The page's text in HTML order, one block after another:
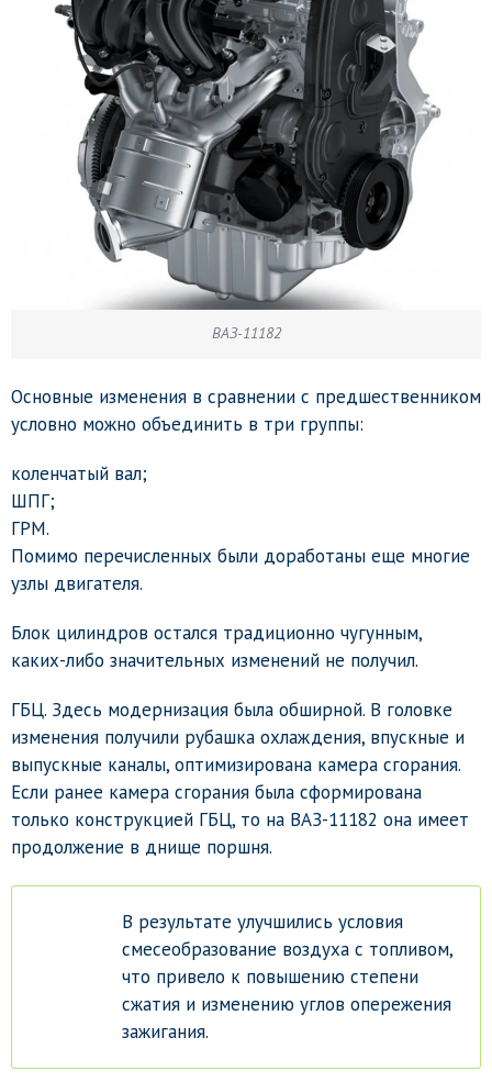
ВАЗ-11182
Основные изменения в сравнении с предшественником
условно можно объединить в три группы:
коленчатый вал;
ШПГ;
ГРМ.
Помимо перечисленных были доработаны еще многие
узлы двигателя.
Блок цилиндров остался традиционно чугунным,
каких-либо значительных изменений не получил.
ГБЦ. Здесь модернизация была обширной. В головке
изменения получили рубашка охлаждения, впускные и
выпускные каналы, оптимизирована камера сгорания.
Если ранее камера сгорания была сформирована
только конструкцией ГБЦ, то на ВАЗ-11182 она имеет
продолжение в днище поршня.
В результате улучшились условия
смесеобразование воздуха с топливом,
что привело к повышению степени
сжатия и изменению углов опережения
зажигания.